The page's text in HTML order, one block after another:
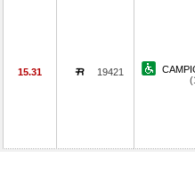
15.31 19421